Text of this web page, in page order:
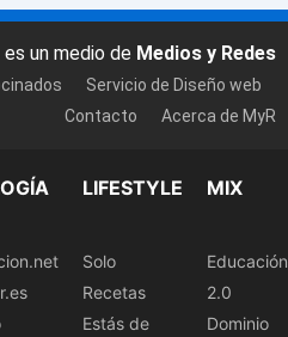
es un medio de Medios y Redes
Servicio de Diseño web
Contacto
Acerca de MyR
LIFESTYLE
Solo
Recetas
Estás de
MIX
Educación
2.0
Dominio